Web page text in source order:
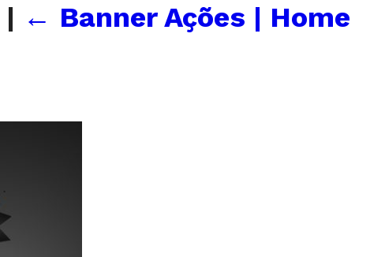
| ← Banner Ações | Home